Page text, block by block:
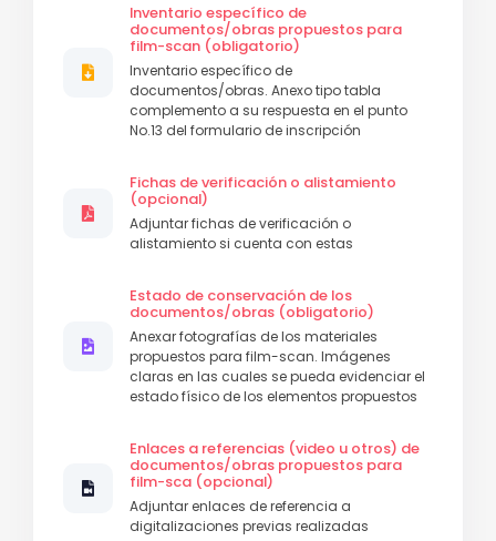
Inventario específico de
documentos/obras propuestos para
film-scan (obligatorio)
Inventario específico de
documentos/obras. Anexo tipo tabla
complemento a su respuesta en el punto
No.13 del formulario de inscripción
Fichas de verificación o alistamiento
(opcional)
Adjuntar fichas de verificación o
alistamiento si cuenta con estas
Estado de conservación de los
documentos/obras (obligatorio)
Anexar fotografías de los materiales
propuestos para film-scan. Imágenes
claras en las cuales se pueda evidenciar el
estado físico de los elementos propuestos
Enlaces a referencias (video u otros) de
documentos/obras propuestos para
film-sca (opcional)
Adjuntar enlaces de referencia a
digitalizaciones previas realizadas